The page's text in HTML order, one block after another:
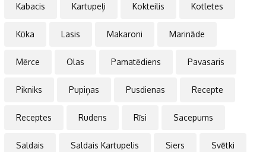
Kabacis Kartupeļi Kokteilis Kotletes
Kūka Lasis Makaroni Marināde
Mērce Olas Pamatēdiens Pavasaris
Pikniks Pupiņas Pusdienas Recepte
Receptes Rudens Rīsi Sacepums
Saldais Saldais Kartupelis Siers Svētki